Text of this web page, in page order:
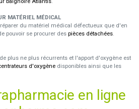
MATÉRIEL MÉDICAL
du matériel médical défectueux que d'en
pouvoir se procurer des pièces détachées.
plus ne plus récurrents et l'apport d'oxygène est
d'oxygène disponibles ainsi que les
en ligne